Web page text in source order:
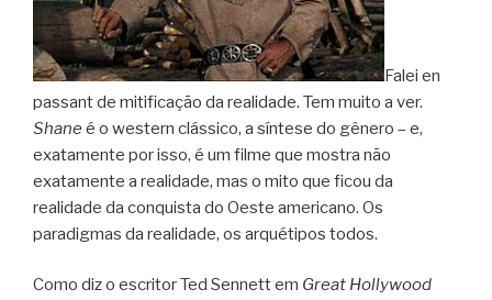
Falei en
passant de mitificação da realidade. Tem muito a ver.
Shane é o western clássico, a síntese do gênero – e,
exatamente por isso, é um filme que mostra não
exatamente a realidade, mas o mito que ficou da
realidade da conquista do Oeste americano. Os
paradigmas da realidade, os arquétipos todos.
Como diz o escritor Ted Sennett em Great Hollywood